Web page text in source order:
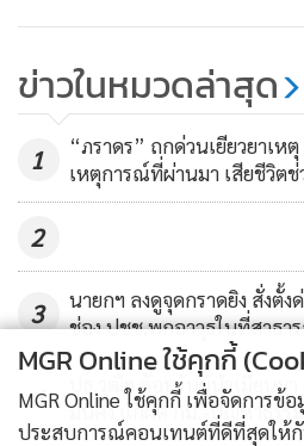
ข่าวในหมวดล่าสุด
1
“ภราดร” ถกด่วนเยียวยาเห
เหตุการณ์ที่ผ่านมา เสียชีวิตช่
2
3
นายกฯ ลงดูจุดกราดยิง สั่งตั้
ช่อง ปชช.พกอาวุธในที่สาธา
4
ปธ.วุฒิฯ ต้อนรับผู้นำเมียนม
มั่นคง แก้ผิด กม.-ปัญหาธรร
MGR Online ใช้คุกกี้
MGR Online ใช้คุกกี้ เพื่อจัดการข้
ประสบการณ์คอนเทนต์ที่ดีที่สุดให้